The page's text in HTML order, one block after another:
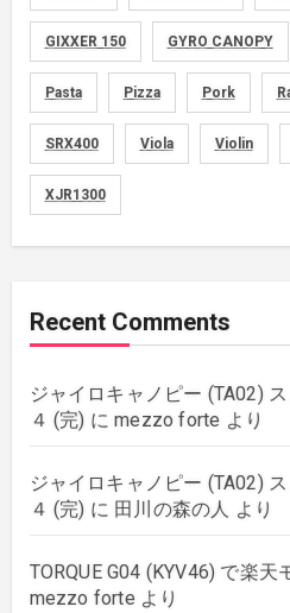
graphics
memo
motorcycle
movies
plants
rebuilding
wordpress
GIXXER 150 GYRO CANOPY
Pasta Pizza Pork
SRX400 Viola Violin
XJR1300
Recent Comments
ジャイロキャノピー (TA02)
４ (完) にmezzo forte より
ジャイロキャノピー (TA02)
４ (完) に 田川の森の人 より
TORQUE G04 (KYV46) で楽天
mezzo forteより